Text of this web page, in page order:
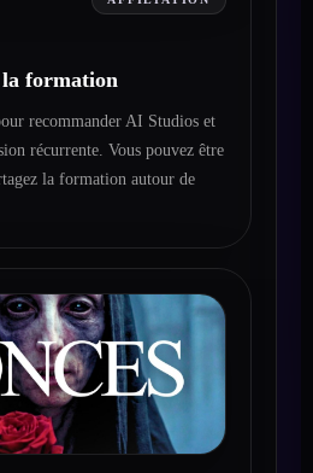
formation
recommander AI Studios et
récurrente. Vous pouvez être
la formation autour de